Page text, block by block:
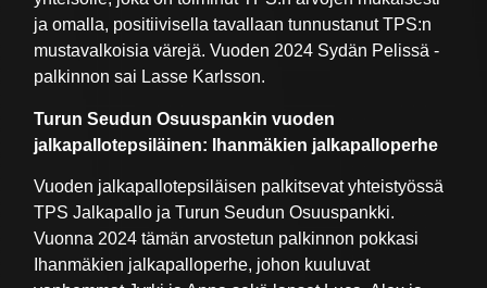
ja omalla, positiivisella tavallaan tunnustanut TPS:n
mustavalkoisia värejä. Vuoden 2024 Sydän Pelissä -
palkinnon sai Lasse Karlsson.
Turun Seudun Osuuspankin vuoden
jalkapallotepsiläinen: Ihanmäkien jalkapalloperhe
Vuoden jalkapallotepsiläisen palkitsevat yhteistyössä
TPS Jalkapallo ja Turun Seudun Osuuspankki.
Vuonna 2024 tämän arvostetun palkinnon pokkasi
Ihanmäkien jalkapalloperhe, johon kuuluvat